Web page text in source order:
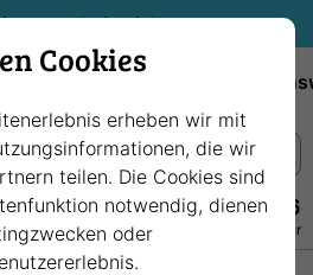
sichern.
+49 228 3875 7256
Persönlich · Kostenlos · Täglich 08–22 Uhr
Cookies
erheben wir mit
die wir
teilen. Die Cookies sind
notwendig, dienen
oder